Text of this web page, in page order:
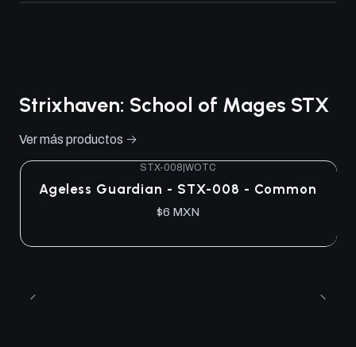
Strixhaven: School of Mages STX
Ver más productos
STX-008 WOTC
Ageless Guardian - STX-008 - Common
$6 MXN